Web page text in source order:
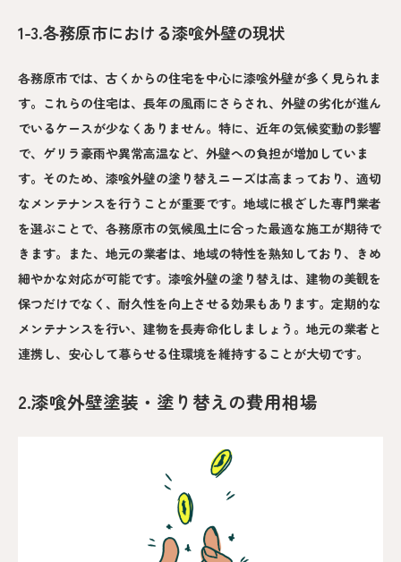
1-3.各務原市における漆喰外壁の現状
各務原市では、古くからの住宅を中心に漆喰外壁が多く見られま
す。これらの住宅は、長年の風雨にさらされ、外壁の劣化が進ん
でいるケースが少なくありません。特に、近年の気候変動の影響
で、ゲリラ豪雨や異常高温など、外壁への負担が増加していま
す。そのため、漆喰外壁の塗り替えニーズは高まっており、適切
なメンテナンスを行うことが重要です。地域に根ざした専門業者
を選ぶことで、各務原市の気候風土に合った最適な施工が期待で
きます。また、地元の業者は、地域の特性を熟知しており、きめ
細やかな対応が可能です。漆喰外壁の塗り替えは、建物の美観を
保つだけでなく、耐久性を向上させる効果もあります。定期的な
メンテナンスを行い、建物を長寿命化しましょう。地元の業者と
連携し、安心して暮らせる住環境を維持することが大切です。
2.漆喰外壁塗装・塗り替えの費用相場